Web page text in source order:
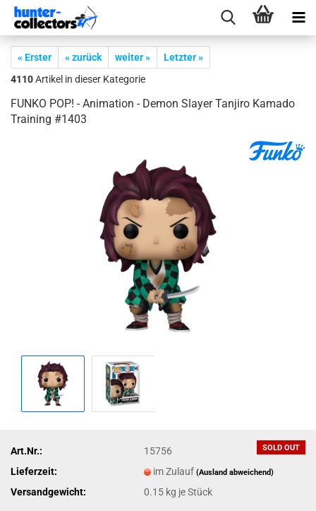
« Erster « zurück weiter »
Letzter »
4110Artikel in dieser Kategorie
FUNKO POP! - Ani­ma­ti­on - Demon Slay­er Tan­ji­ro Ka­ma­do
Trai­ning #1403
SOLD OUT
Art.Nr.:
15756
Lieferzeit:
im Zulauf(Ausland abweichend)
Versandgewicht: 0.15 kg je Stück